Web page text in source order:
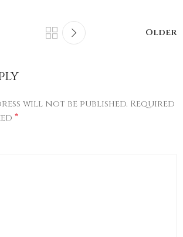
Older
will not be published. Required
*